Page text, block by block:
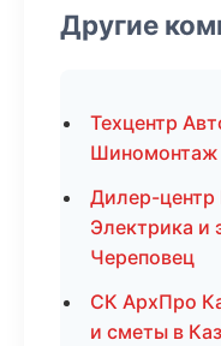
Другие
Техцентр
Шиномонтаж
Дилер-центр
Электрика и
Череповец
СК АрхПро
и сметы в